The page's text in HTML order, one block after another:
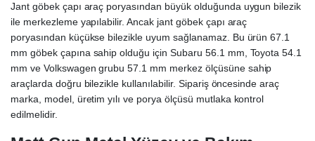
Jant göbek çapı araç poryasından büyük olduğunda uygun bilezik
ile merkezleme yapılabilir. Ancak jant göbek çapı araç
poryasından küçükse bilezikle uyum sağlanamaz. Bu ürün 67.1
mm göbek çapına sahip olduğu için Subaru 56.1 mm, Toyota 54.1
mm ve Volkswagen grubu 57.1 mm merkez ölçüsüne sahip
araçlarda doğru bilezikle kullanılabilir. Sipariş öncesinde araç
marka, model, üretim yılı ve porya ölçüsü mutlaka kontrol
edilmelidir.